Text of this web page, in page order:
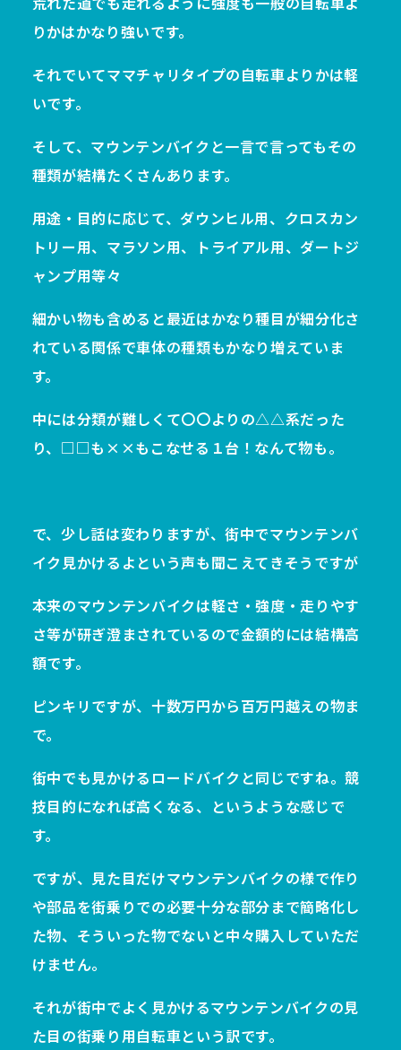
りかはかなり強いです。
それでいてママチャリタイプの自転車よりかは軽
いです。
そして、マウンテンバイクと一言で言ってもその
種類が結構たくさんあります。
用途・目的に応じて、ダウンヒル用、クロスカン
トリー用、マラソン用、トライアル用、ダートジ
ャンプ用等々
細かい物も含めると最近はかなり種目が細分化さ
れている関係で車体の種類もかなり増えていま
す。
中には分類が難しくて〇〇よりの△△系だった
り、□□も××もこなせる１台！なんて物も。
で、少し話は変わりますが、街中でマウンテンバ
イク見かけるよという声も聞こえてきそうですが
本来のマウンテンバイクは軽さ・強度・走りやす
さ等が研ぎ澄まされているので金額的には結構高
額です。
ピンキリですが、十数万円から百万円越えの物ま
で。
街中でも見かけるロードバイクと同じですね。競
技目的になれば高くなる、というような感じで
す。
ですが、見た目だけマウンテンバイクの様で作り
や部品を街乗りでの必要十分な部分まで簡略化し
た物、そういった物でないと中々購入していただ
けません。
それが街中でよく見かけるマウンテンバイクの見
た目の街乗り用自転車という訳です。